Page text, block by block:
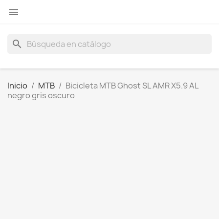

search
Inicio MTB
Bicicleta MTB Ghost SL AMR X5.9 AL
negro gris oscuro